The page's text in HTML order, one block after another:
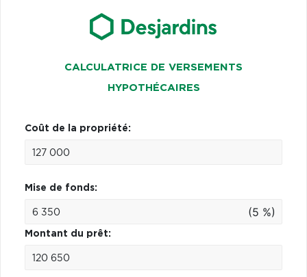
CALCULATRICE DE VERSEMENTS
HYPOTHÉCAIRES
Coût de la propriété:
Mise de fonds:
(5 %)
Montant du prêt: